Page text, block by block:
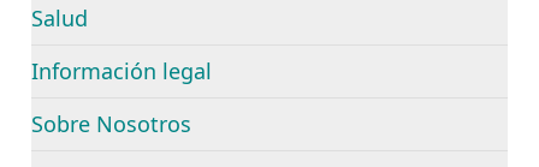
Salud
Información legal
Sobre Nosotros